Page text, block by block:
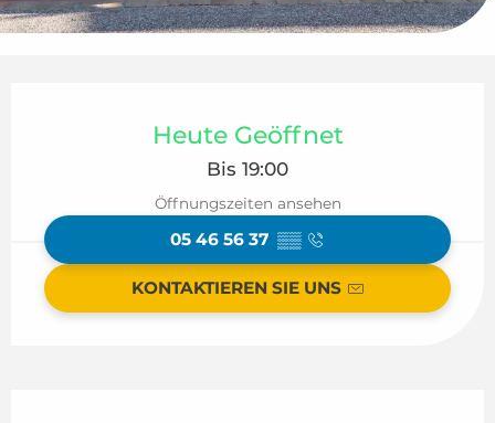
Heute Geöffnet
Bis 19:00
Öffnungszeiten ansehen
05 46 56 37 ▒▒
KONTAKTIEREN SIE UNS